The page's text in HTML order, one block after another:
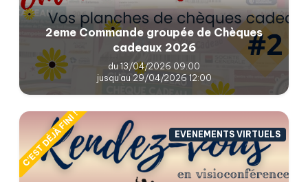
2eme Commande groupée de Chèques
cadeaux 2026
du 13/04/2026 09:00
jusqu'au 29/04/2026 12:00
C'EST DÉJÀ FINI ! EVENEMENTS VIRTUELS